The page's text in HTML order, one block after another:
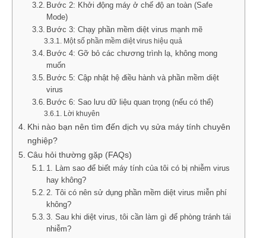
Bước 2: Khởi động máy ở chế độ an toàn (Safe
Mode)
Bước 3: Chạy phần mềm diệt virus mạnh mẽ
Một số phần mềm diệt virus hiệu quả
Bước 4: Gỡ bỏ các chương trình lạ, không mong
muốn
Bước 5: Cập nhật hệ điều hành và phần mềm diệt
virus
Bước 6: Sao lưu dữ liệu quan trọng (nếu có thể)
Lời khuyên
Khi nào bạn nên tìm đến dịch vụ sửa máy tính chuyên
nghiệp?
Câu hỏi thường gặp (FAQs)
1. Làm sao để biết máy tính của tôi có bị nhiễm virus
hay không?
2. Tôi có nên sử dụng phần mềm diệt virus miễn phí
không?
3. Sau khi diệt virus, tôi cần làm gì để phòng tránh tái
nhiễm?